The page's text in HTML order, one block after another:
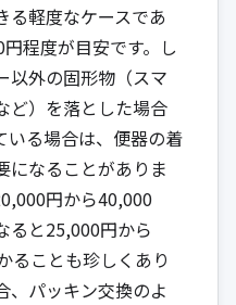
る軽度なケースであ
程度が目安です。し
以外の固形物（スマ
）を落とした場合
いる場合は、便器の着
になることがありま
円から40,000
ると25,000円から
ることも珍しくあり
、パッキン交換のよ